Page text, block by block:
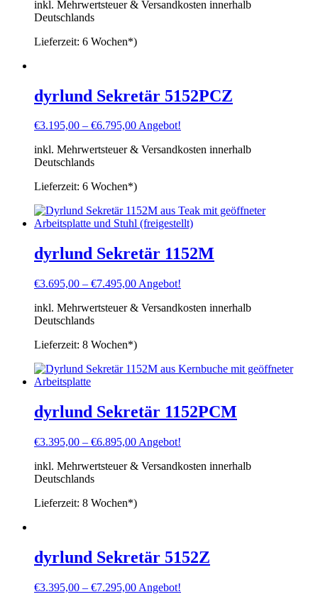
inkl. Mehrwertsteuer & Versandkosten innerhalb
Deutschlands
Lieferzeit: 6 Wochen*)
dyrlund Sekretär 5152PCZ
€3.195,00 – €6.795,00Angebot!
inkl. Mehrwertsteuer & Versandkosten innerhalb
Deutschlands
Lieferzeit: 6 Wochen*)
dyrlund Sekretär 1152M
€3.695,00 – €7.495,00 Angebot!
inkl. Mehrwertsteuer & Versandkosten innerhalb
Deutschlands
Lieferzeit: 8 Wochen*)
dyrlund Sekretär 1152PCM
€3.395,00 – €6.895,00 Angebot!
inkl. Mehrwertsteuer & Versandkosten innerhalb
Deutschlands
Lieferzeit: 8 Wochen*)
dyrlund Sekretär 5152Z
€3.395,00 – €7.295,00 Angebot!